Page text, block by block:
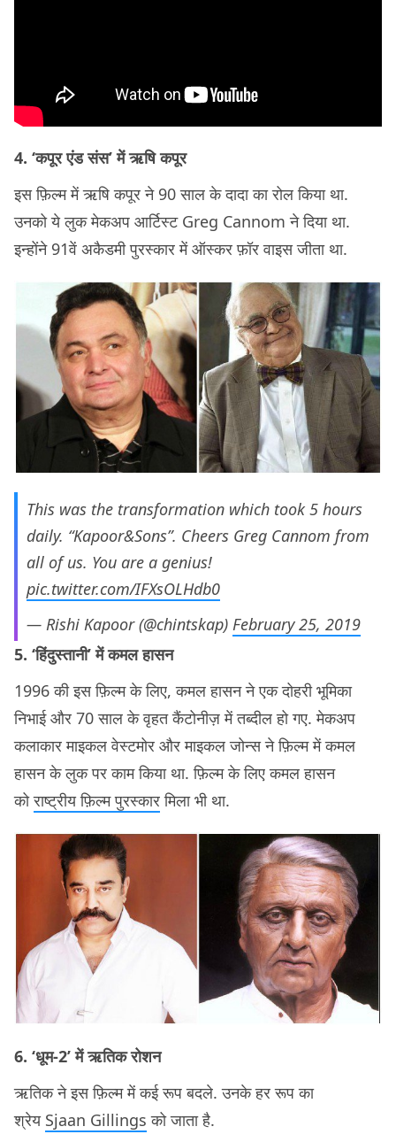
4. ‘कपूर एंड संस’ में ऋषि कपूर
इस फ़िल्म में ऋषि कपूर ने 90 साल के दादा का रोल किया था.
उनको ये लुक मेकअप आर्टिस्ट Greg Cannom ने दिया था.
इन्होंने 91वें अकैडमी पुरस्कार में ऑस्कर फ़ॉर वाइस जीता था.
This was the transformation which took 5 hours
daily. “Kapoor&Sons”. Cheers Greg Cannom from
all of us. You are a genius!
pic.twitter.com/IFXsOLHdb0
— Rishi Kapoor (@chintskap) February 25, 2019
5. ‘हिंदुस्तानी’ में कमल हासन
1996 की इस फ़िल्म के लिए, कमल हासन ने एक दोहरी भूमिका
निभाई और 70 साल के वृहत कैंटोनीज़ में तब्दील हो गए. मेकअप
कलाकार माइकल वेस्टमोर और माइकल जोन्स ने फ़िल्म में कमल
हासन के लुक पर काम किया था. फ़िल्म के लिए कमल हासन
कोराष्ट्रीय फ़िल्म पुरस्कारमिला भी था.
6. ‘धूम-2’ में ऋतिक रोशन
ऋतिक ने इस फ़िल्म में कई रूप बदले. उनके हर रूप का
श्रेय Sjaan Gillings को जाता है.